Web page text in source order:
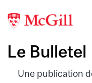
Le Bulletel
Une publication